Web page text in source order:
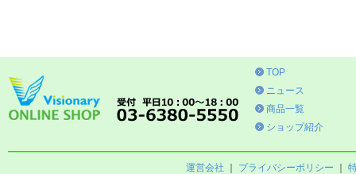
TOP
ニュース
商品一覧
ショップ紹介
運営会社 プライバシーポリシー